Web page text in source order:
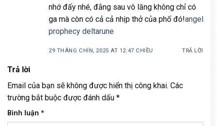
nhớ đấy nhé, đằng sau vô lăng không chỉ có
ga mà còn có cả cả nhịp thở của phố đó!angel
prophecy deltarune
29 THÁNG CHÍN, 2025 AT 12:47 CHIỀU TRẢ LỜI
Trả lời
Email của bạn sẽ không được hiển thị công khai. Các
trường bắt buộc được đánh dấu *
Bình luận *